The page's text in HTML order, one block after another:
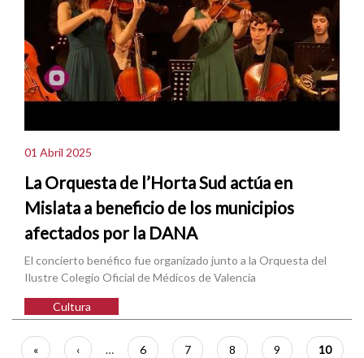
01 Abril 2025
La Orquesta de l’Horta Sud actúa en
Mislata a beneficio de los municipios
afectados por la DANA
El concierto benéfico fue organizado junto a la Orquesta del
Ilustre Colegio Oficial de Médicos de Valencia
Cultura
Paginación
Primera
«
Página
‹ … Página
6 Página
7 Página
8 Página
9
Página
10